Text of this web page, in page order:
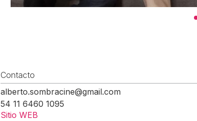
Contacto
alberto.sombracine@gmail.com
54 11 6460 1095
Sitio WEB